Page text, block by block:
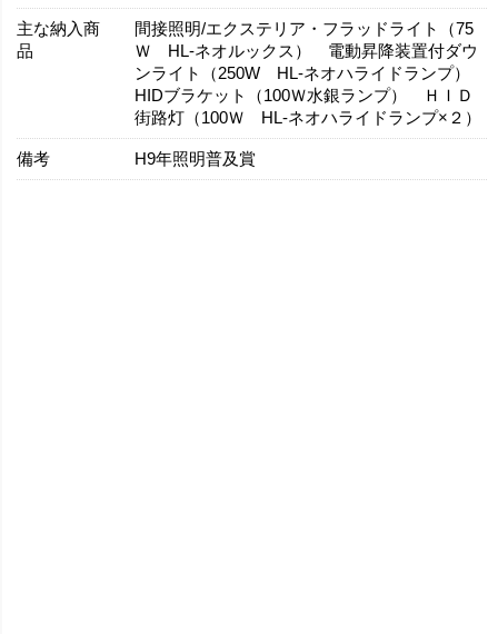
主な納入商
品
間接照明/エクステリア・フラッドライト（75
Ｗ HL‐ネオルックス） 電動昇降装置付ダウ
ンライト（250W HL-ネオハライドランプ）
HIDブラケット（100Ｗ水銀ランプ） ＨＩＤ
街路灯（100Ｗ HL‐ネオハライドランプ×２）
備考 H9年照明普及賞